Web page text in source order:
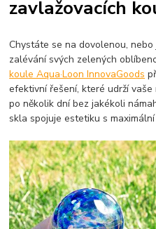
zavlažovacích
Chystáte se na dovolenou,
zalévání svých zelených
koule Aqua·Loon InnovaGoods
efektivní řešení, které udrží
po několik dní bez jakékoli
skla spojuje estetiku s